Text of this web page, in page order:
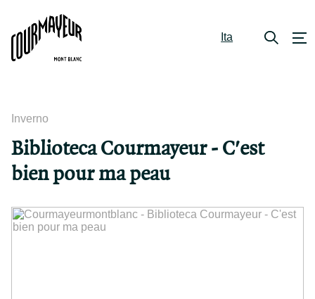
Ita
Inverno
Biblioteca Courmayeur - C'est
bien pour ma peau